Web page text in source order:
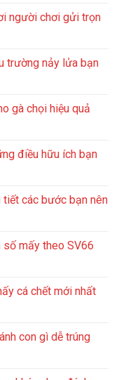
người chơi gửi trọn
trường nảy lửa bạn
gà chọi hiệu quả
điều hữu ích bạn
tiết các bước bạn nên
số mấy theo SV66
cá chết mới nhất
con gì dễ trúng